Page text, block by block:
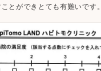
とができとても有難いです。